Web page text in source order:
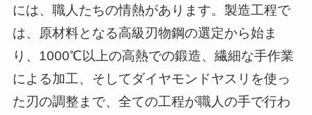
には、職人たちの情熱があります。製造工程で
は、原材料となる高級刃物鋼の選定から始ま
り、1000℃以上の高熱での鍛造、繊細な手作業
による加工、そしてダイヤモンドヤスリを使っ
た刃の調整まで、全ての工程が職人の手で行わ